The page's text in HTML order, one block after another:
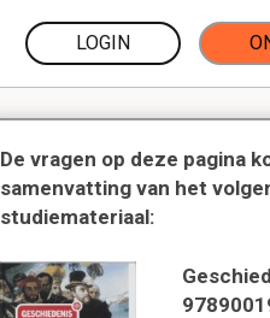
LOGIN
De vragen op deze pagina
samenvatting van het
studiemateriaal: